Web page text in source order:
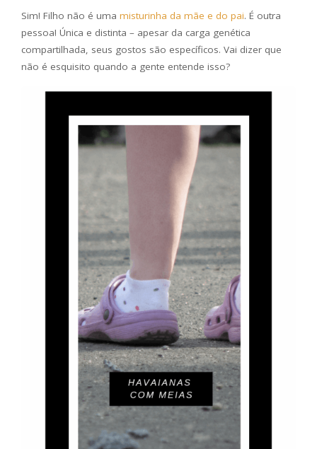
Sim! Filho não é uma misturinha da mãe e do pai. É outra
pessoa! Única e distinta – apesar da carga genética
compartilhada, seus gostos são específicos. Vai dizer que
não é esquisito quando a gente entende isso?